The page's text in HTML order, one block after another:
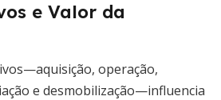
e Valor da
operação,
e desmobilização—influencia